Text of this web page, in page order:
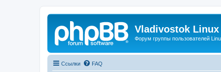
Vladivostok
Форум группы пользователей
Ссылки FAQ